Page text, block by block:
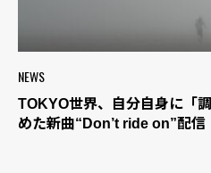
NEWS
TOKYO世界、自分自身に「
めた新曲“Don’t ride on”配信